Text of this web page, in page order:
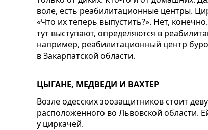
воле, есть реабилитационные центры.
«Что их теперь выпустить?». Нет,
тут выступают, определяются в
например, реабилитационный центр
в Закарпатской области.
ЦЫГАНЕ, МЕДВЕДИ И ВАХТЕР
Возле одесских зоозащитников стоит
расположенного во Львовской области.
у циркачей.